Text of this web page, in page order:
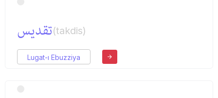
تقدیس(takdis)
Lugat-ı Ebuzziya